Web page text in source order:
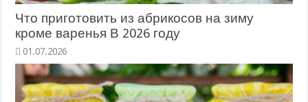
Что приготовить из абрикосов на зиму
кроме варенья В 2026 году